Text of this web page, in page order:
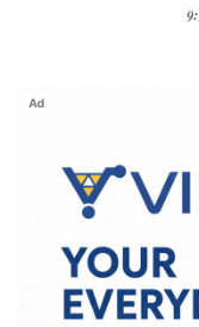
Ad